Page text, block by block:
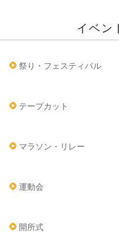
イベン
祭り・フェスティバル
テープカット
マラソン・リレー
運動会
開所式